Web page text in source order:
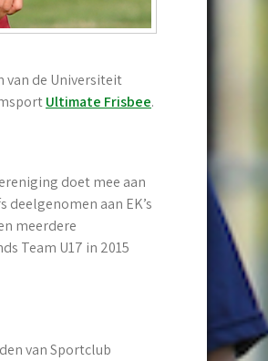
van de Universiteit
Ultimate Frisbee.
doet mee aan
aan EK’s
meerdere
Team U17 in 2015
van Sportclub